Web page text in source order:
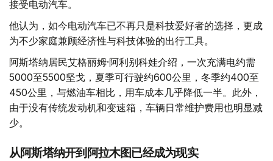
接受电动汽车。
他认为，如今电动汽车已不再只是科技爱好者的选择，更成
为不少家庭兼顾经济性与科技体验的出行工具。
阿斯塔纳居民艾格丽姆·阿利别科娃介绍，一次充满电约需
5000至5500坚戈，夏季可行驶约600公里，冬季约400至
450公里，与燃油车相比，用车成本几乎降低一半。此外，
由于没有传统发动机和变速箱，车辆日常维护费用也明显减
少。
从阿斯塔纳开到阿拉木图已经成为现实